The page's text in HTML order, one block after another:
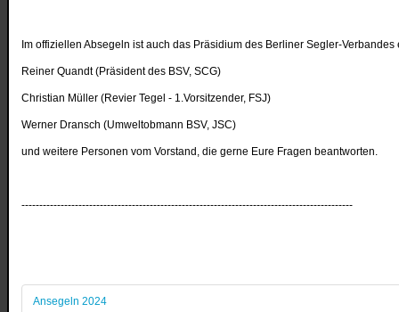
Im offiziellen Absegeln ist auch das Präsidium des Berliner Segler-Verbandes
Reiner Quandt (Präsident des BSV, SCG)
Christian Müller (Revier Tegel - 1.Vorsitzender, FSJ)
Werner Dransch (Umweltobmann BSV, JSC)
und weitere Personen vom Vorstand, die gerne Eure Fragen beantworten.
---------------------------------------------------------------------------------------------
Ansegeln 2024